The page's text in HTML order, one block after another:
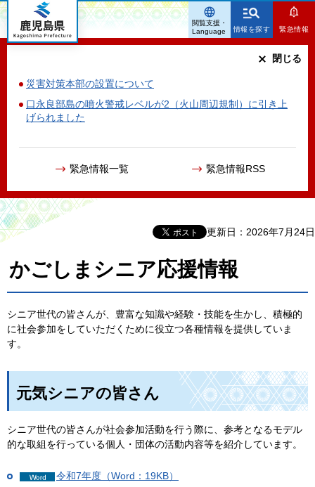
鹿児島県
情報を探す 緊急情報
災害対策本部の設置について
口永良部島の噴火警戒レベルが2（火山周辺規制）に引き上
げられました
緊急情報一覧 緊急情報RSS
閉じる
閲覧支援・
Language
更新日：2026年7月24日
かごしまシニア応援情報
シニア世代の皆さんが、豊富な知識や経験・技能を生かし、積極的
に社会参加をしていただくために役立つ各種情報を提供していま
す。
元気シニアの皆さん
シニア世代の皆さんが社会参加活動を行う際に、参考となるモデル
的な取組を行っている個人・団体の活動内容等を紹介しています。
令和7年度（Word：19KB）